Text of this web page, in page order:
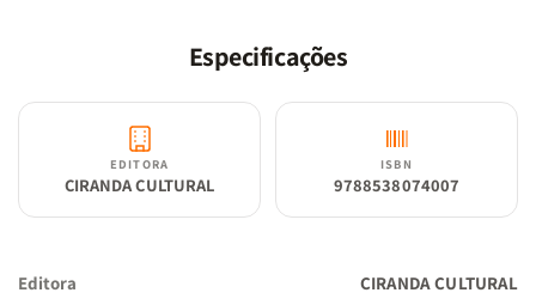
Especificações
EDITORA
CIRANDA CULTURAL
ISBN
9788538074007
Editora CIRANDA CULTURAL